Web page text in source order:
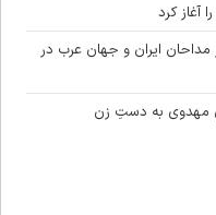
کرد
مداحان ایران و جهان عرب در
مهدوی به دستِ زن